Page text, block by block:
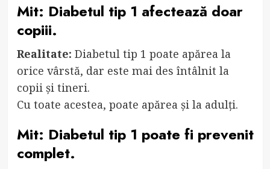
Mit: Diabetul tip 1 afectează doar
copiii.
Realitate: Diabetul tip 1 poate apărea la
orice vârstă, dar este mai des întâlnit la
copii și tineri.
Cu toate acestea, poate apărea și la adulți.
Mit: Diabetul tip 1 poate fi prevenit
complet.